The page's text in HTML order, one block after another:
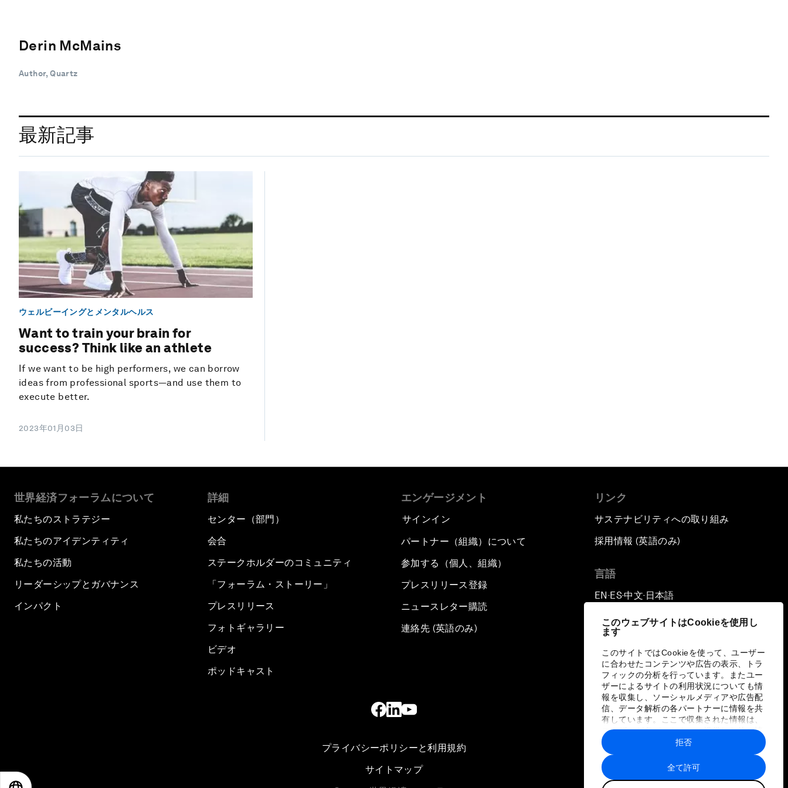
このウェブサイトはCookieを使用し
ます
このサイトではCookieを使って、ユーザー
に合わせたコンテンツや広告の表示、トラ
フィックの分析を行っています。またユー
ザーによるサイトの利用状況についても情
報を収集し、ソーシャルメディアや広告配
信、データ解析の各パートナーに情報を共
有しています。ここで収集された情報は、
ユーザーが各パートナーに提供した他の情
報や各パートナーのサービスを使用した際
に収集された情報と組み合わされ、各パー
トナーによって使用されることがありま
す。
全て許可
拒否
Derin McMains
Author, Quartz
最新記事
ウェルビーイングとメンタルヘルス
Want to train your brain for
success? Think like an athlete
If we want to be high performers, we can borrow
ideas from professional sports—and use them to
execute better.
2023年01月03日
世界経済フォーラムについて
私たちのストラテジー
私たちのアイデンティティ
私たちの活動
リーダーシップとガバナンス
インパクト
詳細
センター（部門）
会合
ステークホルダーのコミュニティ
「フォーラム・ストーリー」
プレスリリース
フォトギャラリー
ビデオ
ポッドキャスト
エンゲージメント
サインイン
パートナー（組織）について
参加する（個人、組織）
プレスリリース登録
ニュースレター購読
連絡先 (英語のみ)
リンク
サステナビリティへの取り組み
採用情報 (英語のみ)
言語
EN ▪ ES▪中文▪ 日本語
プライバシーポリシーと利用規約
サイトマップ